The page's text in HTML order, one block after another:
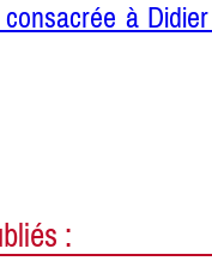
à
: